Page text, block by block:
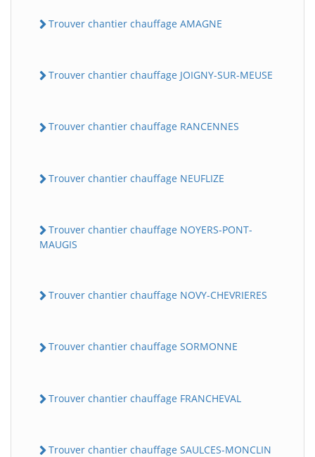
Trouver chantier chauffage AMAGNE
Trouver chantier chauffage JOIGNY-SUR-MEUSE
Trouver chantier chauffage RANCENNES
Trouver chantier chauffage NEUFLIZE
Trouver chantier chauffage NOYERS-PONT-
MAUGIS
Trouver chantier chauffage NOVY-CHEVRIERES
Trouver chantier chauffage SORMONNE
Trouver chantier chauffage FRANCHEVAL
Trouver chantier chauffage SAULCES-MONCLIN